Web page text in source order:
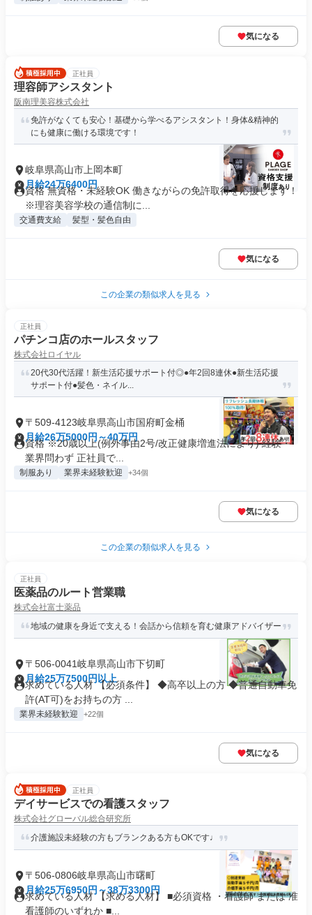
気になる
正社員
理容師アシスタント
阪南理美容株式会社
免許がなくても安心！基礎から学べるアシスタント！身体&精神的
にも健康に働ける環境です！
岐阜県高山市上岡本町
月給24万6400円
資格 無資格・未経験OK 働きながらの免許取得を応援します！
※理容美容学校の通信制に...
交通費支給 髪型・髪色自由
気になる
この企業の類似求人を見る
正社員
パチンコ店のホールスタッフ
株式会社ロイヤル
20代30代活躍！新生活応援サポート付◎●年2回8連休●新生活応援
サポート付●髪色・ネイル...
〒509-4123岐阜県高山市国府町金桶
月給26万5000円～40万円
資格 ※20歳以上(例外事由2号/改正健康増進法により) 経験・
業界問わず 正社員で...
制服あり 業界未経験歓迎 +34個
気になる
この企業の類似求人を見る
正社員
医薬品のルート営業職
株式会社富士薬品
地域の健康を身近で支える！会話から信頼を育む健康アドバイザー
〒506-0041岐阜県高山市下切町
月給25万7500円以上
求めている人材 【必須条件】 ◆高卒以上の方 ◆普通自動車免
許(AT可)をお持ちの方 ...
業界未経験歓迎 +22個
気になる
正社員
デイサービスでの看護スタッフ
株式会社グローバル総合研究所
介護施設未経験の方もブランクある方もOKです♩
〒506-0806岐阜県高山市曙町
月給25万6950円～38万3300円
求めている人材 【求める人材】 ■必須資格 ・看護師 または 准
看護師のいずれか ■...